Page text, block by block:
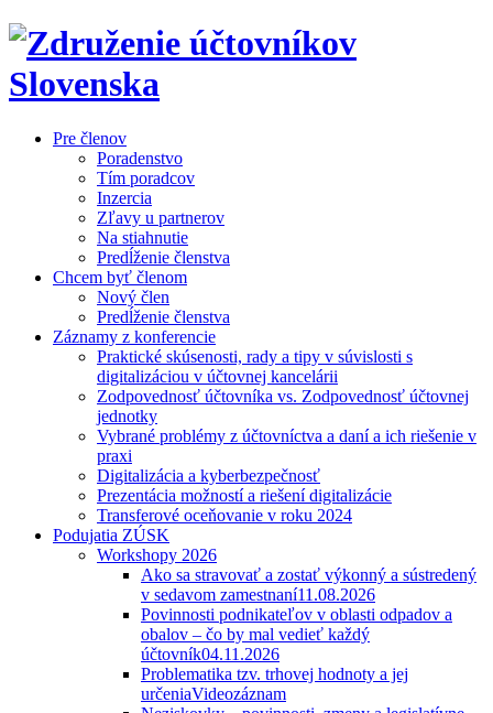
Pre členov
Poradenstvo
Tím poradcov
Inzercia
Zľavy u partnerov
Na stiahnutie
Predĺženie členstva
Chcem byť členom
Nový člen
Predĺženie členstva
Záznamy z konferencie
Praktické skúsenosti, rady a tipy v súvislosti s
digitalizáciou v účtovnej kancelárii
Zodpovednosť účtovníka vs. Zodpovednosť účtovnej
jednotky
Vybrané problémy z účtovníctva a daní a ich riešenie v
praxi
Digitalizácia a kyberbezpečnosť
Prezentácia možností a riešení digitalizácie
Transferové oceňovanie v roku 2024
Podujatia ZÚSK
Workshopy 2026
Ako sa stravovať a zostať výkonný a sústredený
v sedavom zamestnaní11.08.2026
Povinnosti podnikateľov v oblasti odpadov a
obalov – čo by mal vedieť každý
účtovník04.11.2026
Problematika tzv. trhovej hodnoty a jej
určeniaVideozáznam